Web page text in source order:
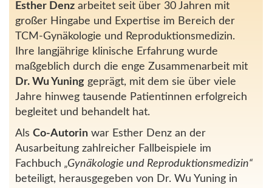
Esther Denz arbeitet seit über 30 Jahren mit
großer Hingabe und Expertise im Bereich der
TCM-Gynäkologie und Reproduktionsmedizin.
Ihre langjährige klinische Erfahrung wurde
maßgeblich durch die enge Zusammenarbeit mit
Dr. Wu Yuning geprägt, mit dem sie über viele
Jahre hinweg tausende Patientinnen erfolgreich
begleitet und behandelt hat.
Als Co-Autorin war Esther Denz an der
Ausarbeitung zahlreicher Fallbeispiele im
Fachbuch „Gynäkologie und Reproduktionsmedizin“
beteiligt, herausgegeben von Dr. Wu Yuning in